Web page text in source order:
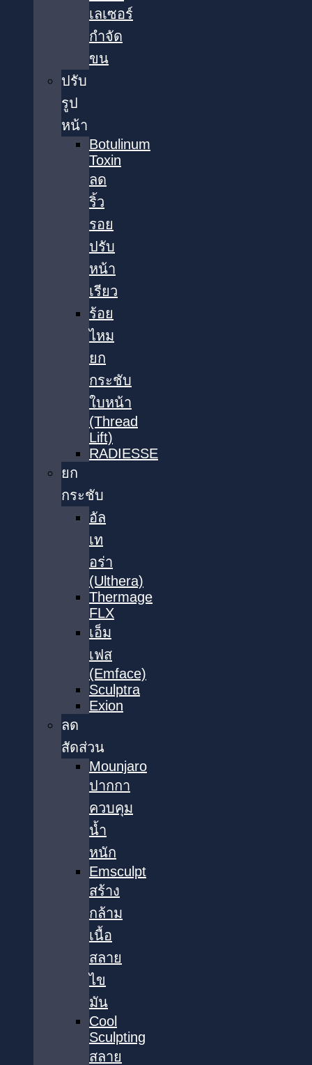
เลเซอร์
กำจัด
ขน
ปรับ
รูป
หน้า
Botulinum
Toxin
ลด
ริ้ว
รอย
ปรับ
หน้า
เรียว
ร้อย
ไหม
ยก
กระชับ
ใบหน้า
(Thread
Lift)
RADIESSE
ยก
กระชับ
อัล
เท
อร่า
(Ulthera)
Thermage
FLX
เอ็ม
เฟส
(Emface)
Sculptra
Exion
ลด
สัดส่วน
Mounjaro
ปากกา
ควบคุม
น้ำ
หนัก
Emsculpt
สร้าง
กล้าม
เนื้อ
สลาย
ไข
มัน
Cool
Sculpting
สลาย